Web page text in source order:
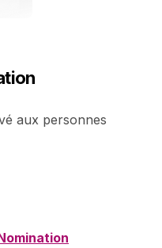
aux personnes